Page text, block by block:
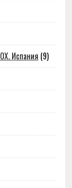
Испания (9)